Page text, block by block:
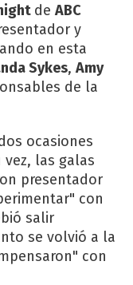
de ABC
y
en esta
Sykes, Amy
de la
ocasiones
vez, las galas
presentador
con
salir
se volvió a la
con